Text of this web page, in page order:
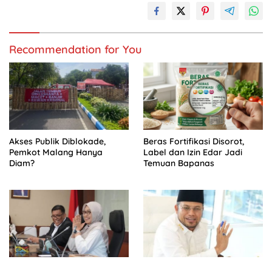
Recommendation for You
Akses Publik Diblokade,
Pemkot Malang Hanya
Diam?
Beras Fortifikasi Disorot,
Label dan Izin Edar Jadi
Temuan Bapanas